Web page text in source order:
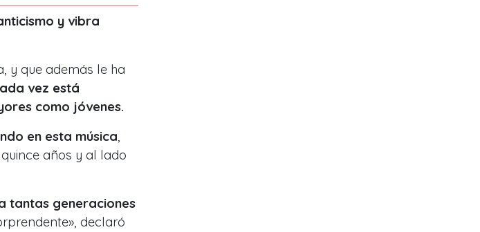
y vibra
y que además le ha
vez está
como jóvenes.
en esta música
años y al lado
tantas generaciones
declaró